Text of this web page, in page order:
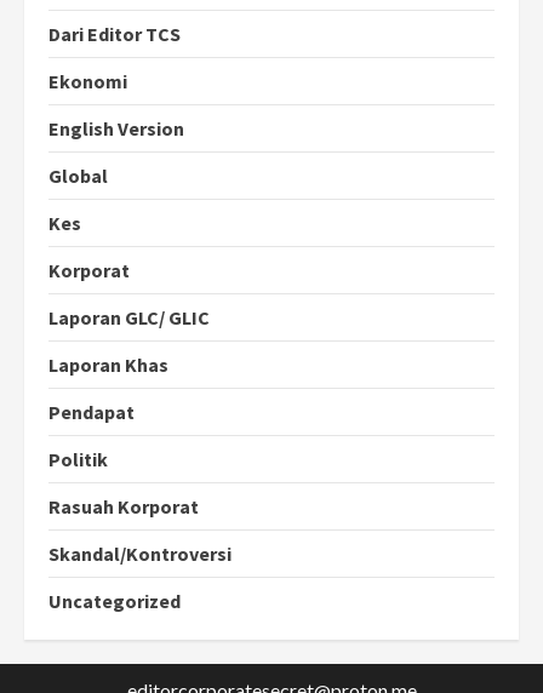
Dari Editor TCS
Ekonomi
English Version
Global
Kes
Korporat
Laporan GLC/ GLIC
Laporan Khas
Pendapat
Politik
Rasuah Korporat
Skandal/Kontroversi
Uncategorized